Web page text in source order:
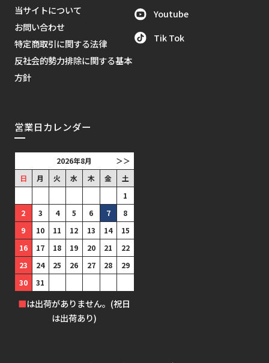
当サイトについて
お問い合わせ
特定商取引に関する法律
反社会的勢力排除に関する基本
方針
Youtube
Tik Tok
営業日カレンダー
＞＞
2026年8月
日
月 火 水 木 金
土
1
2
3 4 5 6 7
8
9
10 11 12 13 14
15
16
17 18 19 20 21
22
23
24 25 26 27 28
29
30
31
■は出荷がありません。(祝日
は出荷あり)